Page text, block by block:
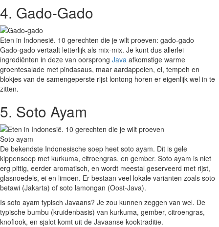
4. Gado-Gado
Eten in Indonesië. 10 gerechten die je wilt proeven: gado-gado
Gado-gado vertaalt letterlijk als mix-mix. Je kunt dus allerlei
ingrediënten in deze van oorsprong Java afkomstige warme
groentesalade met pindasaus, maar aardappelen, ei, tempeh en
blokjes van de samengeperste rijst lontong horen er eigenlijk wel in te
zitten.
5. Soto Ayam
Soto ayam
De bekendste Indonesische soep heet soto ayam. Dit is gele
kippensoep met kurkuma, citroengras, en gember. Soto ayam is niet
erg pittig, eerder aromatisch, en wordt meestal geserveerd met rijst,
glasnoedels, ei en limoen. Er bestaan veel lokale varianten zoals soto
betawi (Jakarta) of soto lamongan (Oost-Java).
Is soto ayam typisch Javaans? Je zou kunnen zeggen van wel. De
typische bumbu (kruidenbasis) van kurkuma, gember, citroengras,
knoflook, en sjalot komt uit de Javaanse kooktraditie.